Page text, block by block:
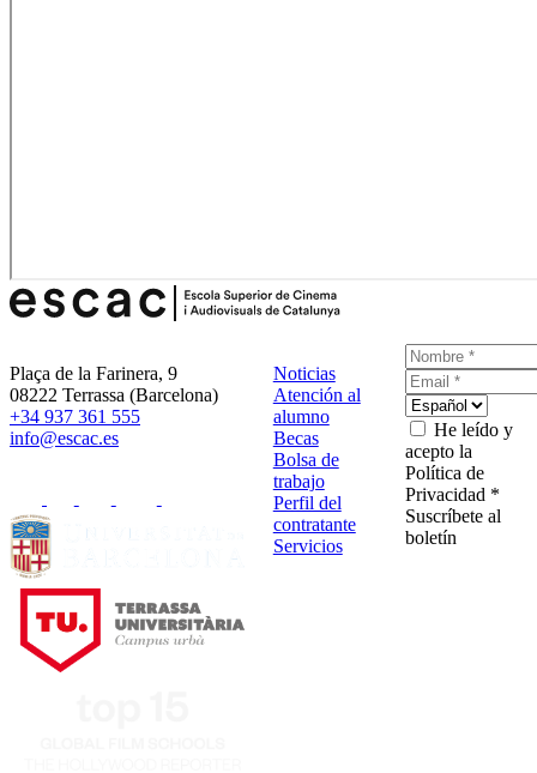
Plaça de la Farinera, 9
08222 Terrassa (Barcelona)
+34 937 361 555
info@escac.es
Noticias
Atención al
alumno
Becas
Bolsa de
trabajo
Perfil del
contratante
Servicios
He leído y
acepto la
Política de
Privacidad *
Suscríbete al
boletín